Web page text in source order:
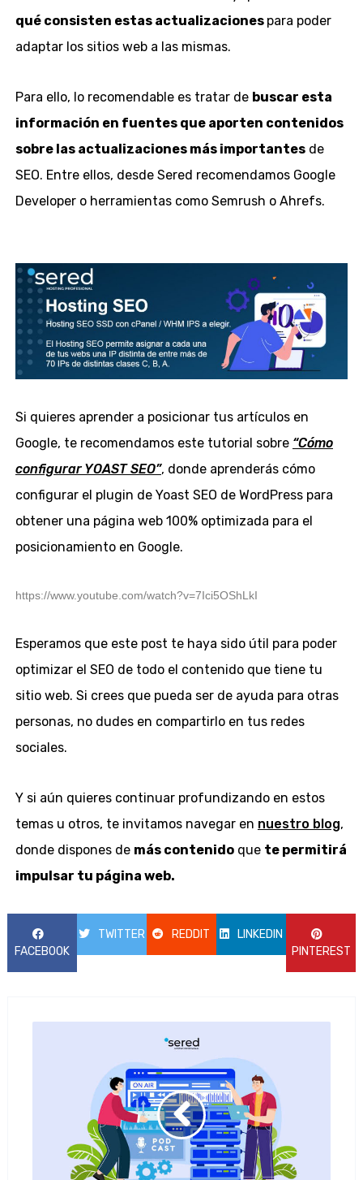
qué consisten estas actualizaciones para poder
adaptar los sitios web a las mismas.
Para ello, lo recomendable es tratar de buscar esta
información en fuentes que aporten contenidos
sobre las actualizaciones más importantesde
SEO. Entre ellos, desde Sered recomendamos Google
Developer o herramientas como Semrush o Ahrefs.
Si quieres aprender a posicionar tus artículos en
Google, te recomendamos este tutorial sobre “Cómo
configurar YOAST SEO”, donde aprenderás cómo
configurar el plugin de Yoast SEO de WordPress para
obtener una página web 100% optimizada para el
posicionamiento en Google.
https://www.youtube.com/watch?v=7Ici5OShLkI
Esperamos que este post te haya sido útil para poder
optimizar el SEO de todo el contenido que tiene tu
sitio web. Si crees que pueda ser de ayuda para otras
personas, no dudes en compartirlo en tus redes
sociales.
Y si aún quieres continuar profundizando en estos
temas u otros, te invitamos navegar en nuestro blog,
donde dispones de más contenidoque te permitirá
impulsar tu página web.
FACEBOOK
TWITTER REDDIT
LINKEDIN
PINTEREST